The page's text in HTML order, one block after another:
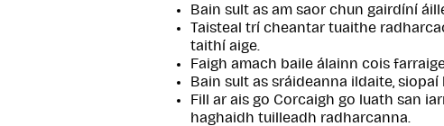
Bain sult as am saor chun gairdíní
Taisteal trí cheantar tuaithe
taithí aige.
Faigh amach baile álainn cois
Bain sult as sráideanna ildaite, siopaí
Fill ar ais go Corcaigh go luath san
haghaidh tuilleadh radharcanna.